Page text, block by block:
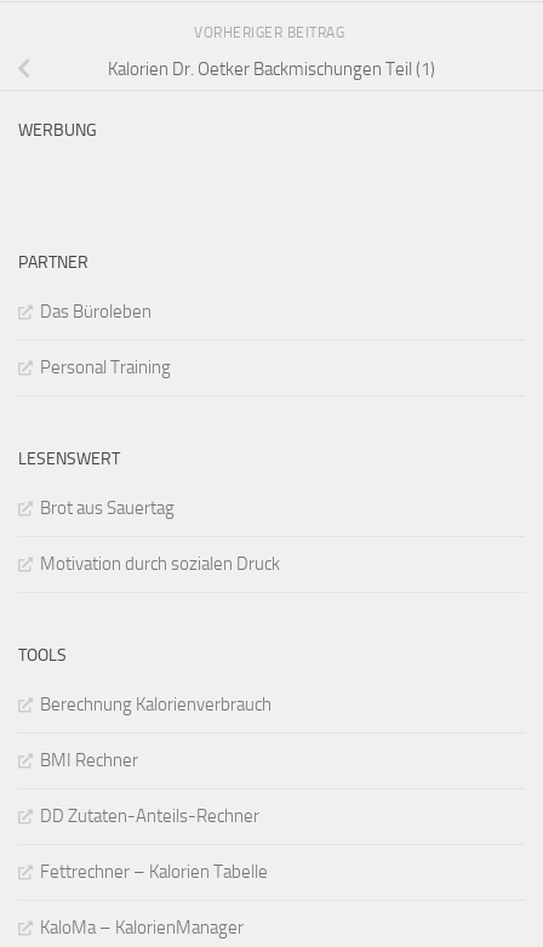
VORHERIGER BEITRAG
Kalorien Dr. Oetker Backmischungen Teil (1)
WERBUNG
PARTNER
Das Büroleben
Personal Training
LESENSWERT
Brot aus Sauertag
Motivation durch sozialen Druck
TOOLS
Berechnung Kalorienverbrauch
BMI Rechner
DD Zutaten-Anteils-Rechner
Fettrechner – Kalorien Tabelle
KaloMa – KalorienManager